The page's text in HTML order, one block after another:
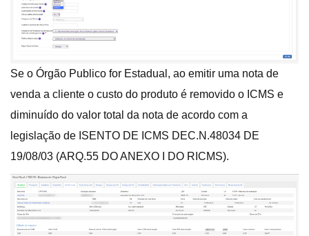
Se o Órgão Publico for Estadual, ao emitir uma nota de
venda a cliente o custo do produto é removido o ICMS e
diminuído do valor total da nota de acordo com a
legislação de ISENTO DE ICMS DEC.N.48034 DE
19/08/03 (ARQ.55 DO ANEXO I DO RICMS).